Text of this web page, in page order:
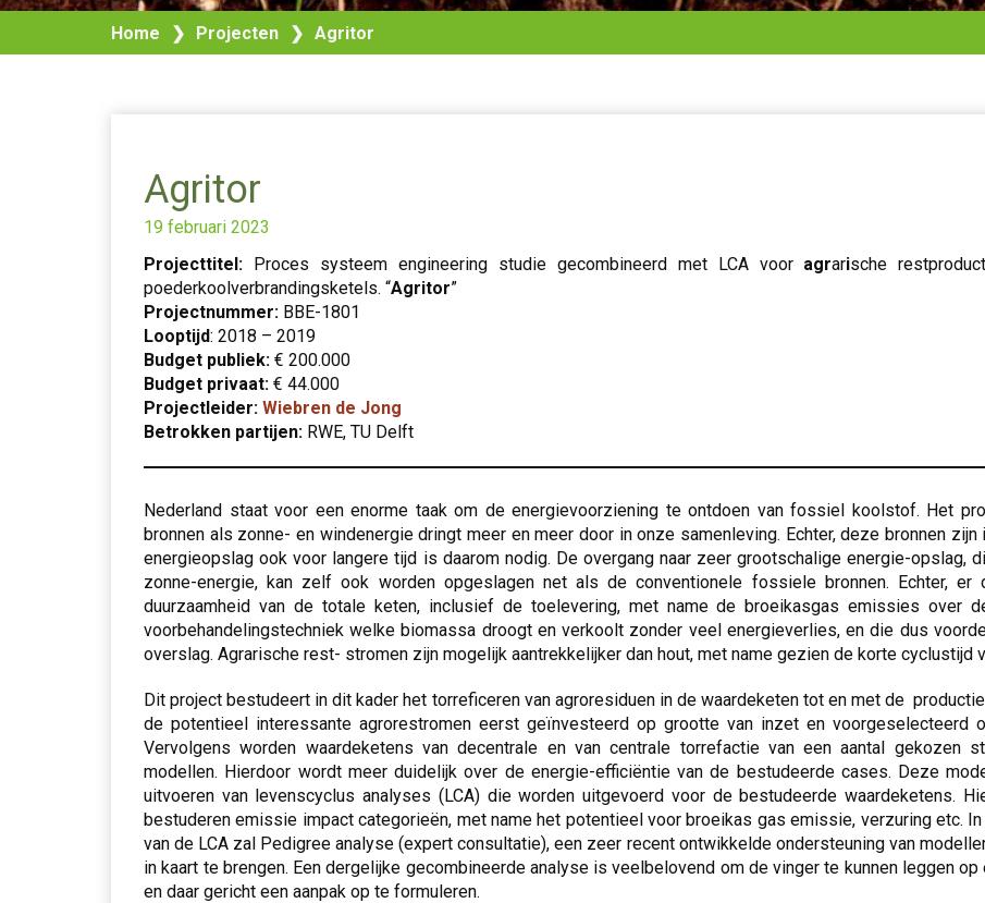
Home ❯ Projecten ❯ Agritor
Agritor
19 februari 2023
Projecttitel: Proces systeem engineering studie gecombineerd met LCA voor agrarische
poederkoolverbrandingsketels. “Agritor”
Projectnummer: BBE-1801
Looptijd: 2018 – 2019
Budget publiek: € 200.000
Budget privaat: € 44.000
Projectleider: Wiebren de Jong
Betrokken partijen: RWE, TU Delft
Nederland staat voor een enorme taak om de energievoorziening te ontdoen van fossiel koolstof. Het
bronnen als zonne- en windenergie dringt meer en meer door in onze samenleving. Echter, deze bronnen
energieopslag ook voor langere tijd is daarom nodig. De overgang naar zeer grootschalige energie-opslag,
zonne-energie, kan zelf ook worden opgeslagen net als de conventionele fossiele bronnen. Echter,
duurzaamheid van de totale keten, inclusief de toelevering, met name de broeikasgas emissies over
voorbehandelingstechniek welke biomassa droogt en verkoolt zonder veel energieverlies, en die dus
overslag. Agrarische rest- stromen zijn mogelijk aantrekkelijker dan hout, met name gezien de korte cyclustijd
Dit project bestudeert in dit kader het torreficeren van agroresiduen in de waardeketen tot en met de
de potentieel interessante agrorestromen eerst geïnvesteerd op grootte van inzet en voorgeselecteerd
Vervolgens worden waardeketens van decentrale en van centrale torrefactie van een aantal gekozen
modellen. Hierdoor wordt meer duidelijk over de energie-efficiëntie van de bestudeerde cases. Deze
uitvoeren van levenscyclus analyses (LCA) die worden uitgevoerd voor de bestudeerde waardeketens.
bestuderen emissie impact categorieën, met name het potentieel voor broeikas gas emissie, verzuring etc.
van de LCA zal Pedigree analyse (expert consultatie), een zeer recent ontwikkelde ondersteuning van
in kaart te brengen. Een dergelijke gecombineerde analyse is veelbelovend om de vinger te kunnen leggen
en daar gericht een aanpak op te formuleren.